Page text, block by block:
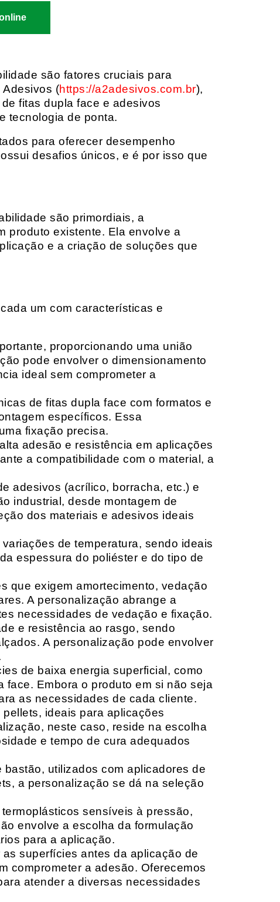
são fatores cruciais para
Adesivos (https://a2adesivos.com.br),
fitas dupla face e adesivos
tecnologia de ponta.
para oferecer desempenho
desafios únicos, e é por isso que
são primordiais, a
produto existente. Ela envolve a
e a criação de soluções que
um com características e
proporcionando uma união
pode envolver o dimensionamento
ideal sem comprometer a
de fitas dupla face com formatos e
específicos. Essa
fixação precisa.
adesão e resistência em aplicações
a compatibilidade com o material, a
adesivos (acrílico, borracha, etc.) e
industrial, desde montagem de
dos materiais e adesivos ideais
de temperatura, sendo ideais
espessura do poliéster e do tipo de
que exigem amortecimento, vedação
A personalização abrange a
necessidades de vedação e fixação.
e resistência ao rasgo, sendo
A personalização pode envolver
de baixa energia superficial, como
Embora o produto em si não seja
as necessidades de cada cliente.
ideais para aplicações
neste caso, reside na escolha
e tempo de cura adequados
utilizados com aplicadores de
a personalização se dá na seleção
sensíveis à pressão,
envolve a escolha da formulação
para a aplicação.
superfícies antes da aplicação de
comprometer a adesão. Oferecemos
atender a diversas necessidades